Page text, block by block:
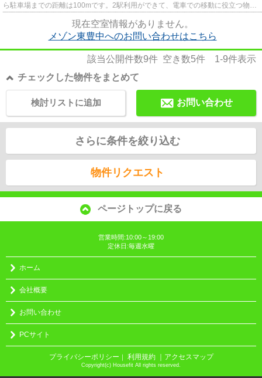
ら駐車場までの距離は100mです。2駅利用ができて、電車での移動に役立つ物件
現在空室情報がありません。
メゾン東豊中へのお問い合わせはこちら
該当公開件数9件 空き数5件 1-9件表示
チェックした物件をまとめて
お問い合わせ
検討リストに追加
さらに条件を絞り込む
物件リクエスト
ページトップに戻る
営業時間:10:00～19:00
定休日:毎週水曜
ホーム
会社概要
お問い合わせ
PCサイト
プライバシーポリシー ｜ 利用規約 ｜アクセスマップ
Copyright(c) Housefit All rights reserved.